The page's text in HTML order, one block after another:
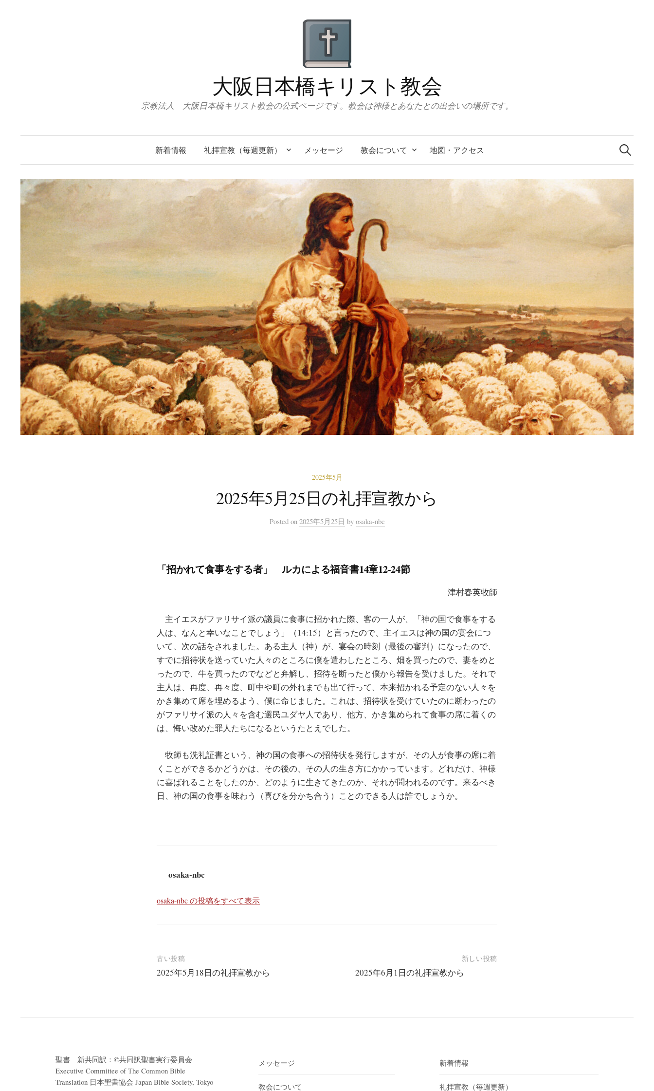
大阪日本橋キリスト教会
宗教法人 大阪日本橋キリスト教会の公式ページです。教会は神様とあなたとの出会いの場所です。
新着情報 礼拝宣教（毎週更新） メッセージ 教会について 地図・アクセス
検
索:
2025年5月
2025年5月25日の礼拝宣教から
Posted on 2025年5月25日 by osaka-nbc
「招かれて食事をする者」 ルカによる福音書14章12-24節
津村春英牧師
主イエスがファリサイ派の議員に食事に招かれた際、客の一人が、「神の国で食事をする
人は、なんと幸いなことでしょう」（14:15）と言ったので、主イエスは神の国の宴会につ
いて、次の話をされました。ある主人（神）が、宴会の時刻（最後の審判）になったので、
すでに招待状を送っていた人々のところに僕を遣わしたところ、畑を買ったので、妻をめと
ったので、牛を買ったのでなどと弁解し、招待を断ったと僕から報告を受けました。それで
主人は、再度、再々度、町中や町の外れまでも出て行って、本来招かれる予定のない人々を
かき集めて席を埋めるよう、僕に命じました。これは、招待状を受けていたのに断わったの
がファリサイ派の人々を含む選民ユダヤ人であり、他方、かき集められて食事の席に着くの
は、悔い改めた罪人たちになるというたとえでした。
牧師も洗礼証書という、神の国の食事への招待状を発行しますが、その人が食事の席に着
くことができるかどうかは、その後の、その人の生き方にかかっています。どれだけ、神様
に喜ばれることをしたのか、どのように生きてきたのか、それが問われるのです。来るべき
日、神の国の食事を味わう（喜びを分かち合う）ことのできる人は誰でしょうか。
osaka-nbc
osaka-nbc の投稿をすべて表示
投
稿
シ
ョ
古い投稿
2025年5月18日の礼拝宣教から
新しい投稿
2025年6月1日の礼拝宣教から
聖書 新共同訳：©共同訳聖書実行委員会
Executive Committee of The Common Bible
Translation 日本聖書協会 Japan Bible Society, Tokyo
メッセージ
教会について
新着情報
礼拝宣教（毎週更新）